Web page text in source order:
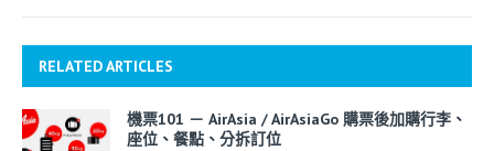
RELATED ARTICLES
機票101 － AirAsia / AirAsiaGo 購票後加購行李、
座位、餐點、分拆訂位